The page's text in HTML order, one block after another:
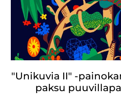
"Unikuvia II" -
paksu